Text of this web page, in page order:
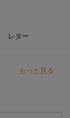
レター
もっと見る